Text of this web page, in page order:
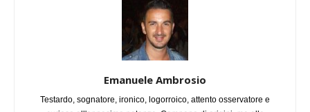
Emanuele Ambrosio
Testardo, sognatore, ironico, logorroico, attento osservatore e